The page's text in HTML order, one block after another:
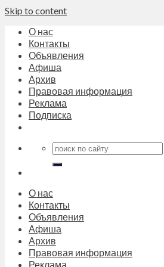
Skip to content
О нас
Контакты
Объявления
Афиша
Архив
Правовая информация
Реклама
Подписка
О нас
Контакты
Объявления
Афиша
Архив
Правовая информация
Реклама